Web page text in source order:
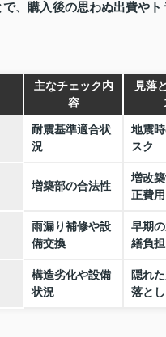
で、購入後の思わぬ出費や
主なチェック内
容
見落
耐震基準適合状
況
地震
スク
増築部の合法性
増改
正費用
雨漏り補修や設
備交換
早期
繕負担
構造劣化や設備
状況
隠れ
落とし